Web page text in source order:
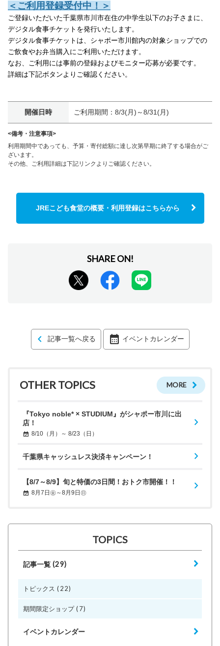
＜ご利用登録受付中！＞
ご登録いただいた千葉県市川市在住の中学生以下のお子さまに、
デジタル食事チケットを発行いたします。
デジタル食事チケットは、シャポー市川館内の対象ショップでの
ご飲食やお弁当購入にご利用いただけます。
なお、ご利用には事前の登録およびモニター応募が必要です。
詳細は下記ボタンよりご確認ください。
開催日時 ご利用期間：8/3(月)～8/31(月)
<備考・注意事項>
利用期間中であっても、予算・寄付総額に達し次第早期に終了する場合がご
ざいます。
その他、ご利用詳細は下記リンクよりご確認ください。
JREこども食堂の概要・利用登録はこちらから
記事一覧へ戻る イベントカレンダー
OTHER TOPICS MORE
『Tokyo noble* × STUDIUM』がシャポー市川に出
店！
8/10（月）～ 8/23（日）
千葉県キャッシュレス決済キャンペーン！
【8/7～8/9】旬と特価の3日間！おトク市開催！！
8月7日㊎～8月9日㊐
TOPICS
記事一覧 (29)
トピックス (22)
期間限定ショップ(7)
イベントカレンダー